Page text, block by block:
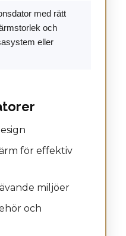
med rätt
och
eller
för effektiv
miljöer
och